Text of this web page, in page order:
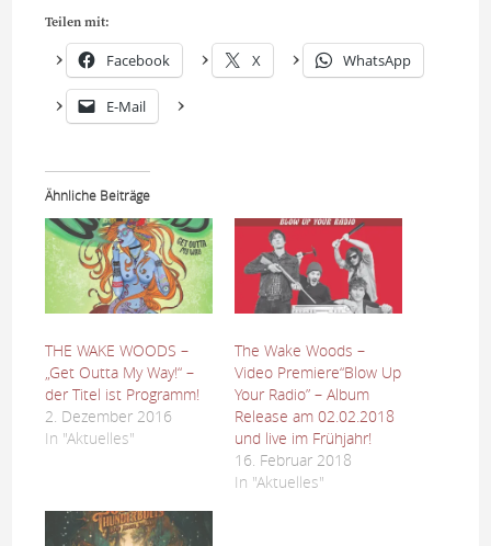
Teilen mit:
Facebook X WhatsApp
E-Mail
Ähnliche Beiträge
THE WAKE WOODS –
„Get Outta My Way!“ –
der Titel ist Programm!
2. Dezember 2016
In "Aktuelles"
The Wake Woods –
Video Premiere“Blow Up
Your Radio” – Album
Release am 02.02.2018
und live im Frühjahr!
16. Februar 2018
In "Aktuelles"